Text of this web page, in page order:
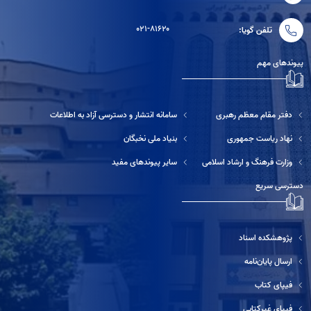
تلفن گویا: ۰۲۱-۸۱۶۲۰
پیوندهای مهم
دفتر مقام معظم رهبری
نهاد ریاست جمهوری
وزارت فرهنگ و ارشاد اسلامی
سامانه انتشار و دسترسی آزاد به اطلاعات
بنیاد ملی نخبگان
سایر پیوندهای مفید
دسترسی سریع
پژوهشکده اسناد
ارسال پایان‌نامه
فیپای کتاب